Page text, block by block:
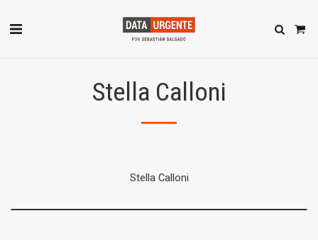
Stella Calloni
Stella Calloni